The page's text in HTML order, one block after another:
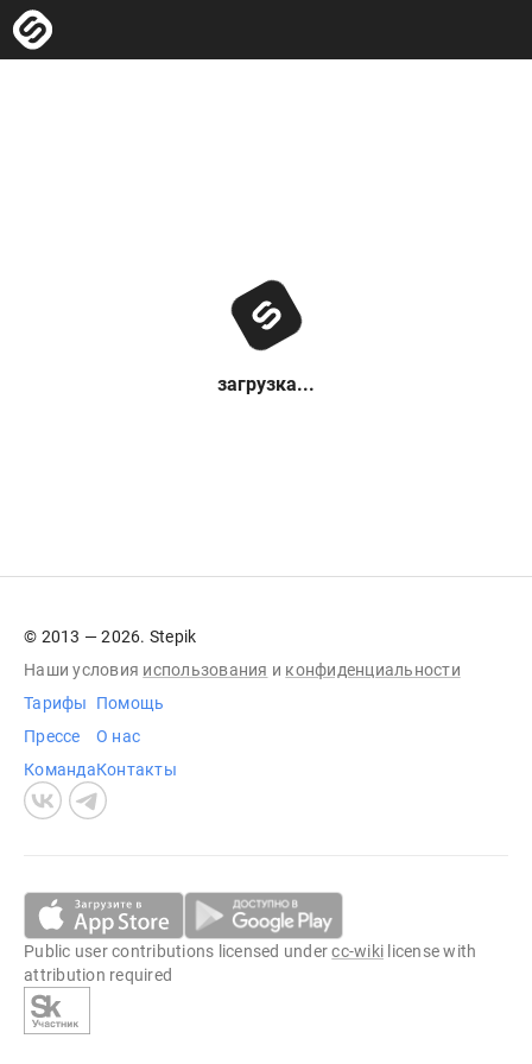
загрузка...
© 2013 — 2026. Stepik
Наши условия использования и конфиденциальности
Тарифы
Прессе
Команда
Помощь
О нас
Контакты
Public user contributions licensed undercc-wiki license with
attribution required